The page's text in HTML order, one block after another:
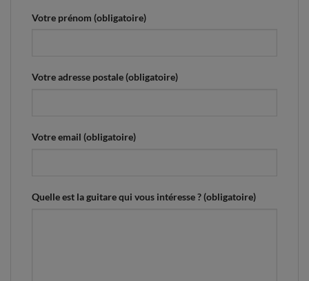
Votre prénom (obligatoire)
Votre adresse postale (obligatoire)
Votre email (obligatoire)
Quelle est la guitare qui vous intéresse ? (obligatoire)